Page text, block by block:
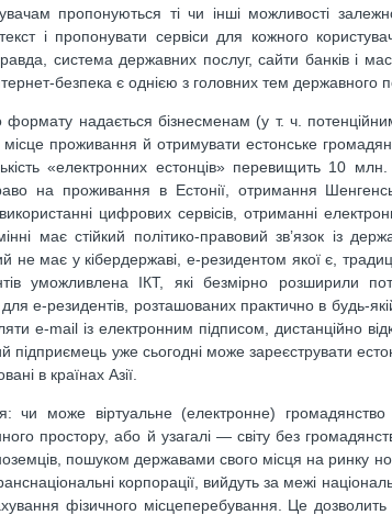
пропонуються ті чи інші можливості
і пропонувати сервіси для кожного
система державних послуг, сайти банків і
безпека є однією з головних тем державного
формату надається бізнесменам (у т. ч.
проживання й отримувати естонське
«електронних естонців» перевищить 10
на проживання в Естонії, отримання
цифрових сервісів, отриманні
має стійкий політико-правовий зв’язок із
має у кібердержаві, е-резидентом якої є,
уможливлена ІКТ, які безмірно розширили
е-резидентів, розташованих практично в будь-
e-mail із електронним підписом, дистанційно
підприємець уже сьогодні може зареєструвати
в країнах Азії.
чи може віртуальне (електронне)
простору, або й узагалі — світу без
пошуком державами свого місця на ринку
корпорації, вийдуть за межі
фізичного місцеперебування. Це